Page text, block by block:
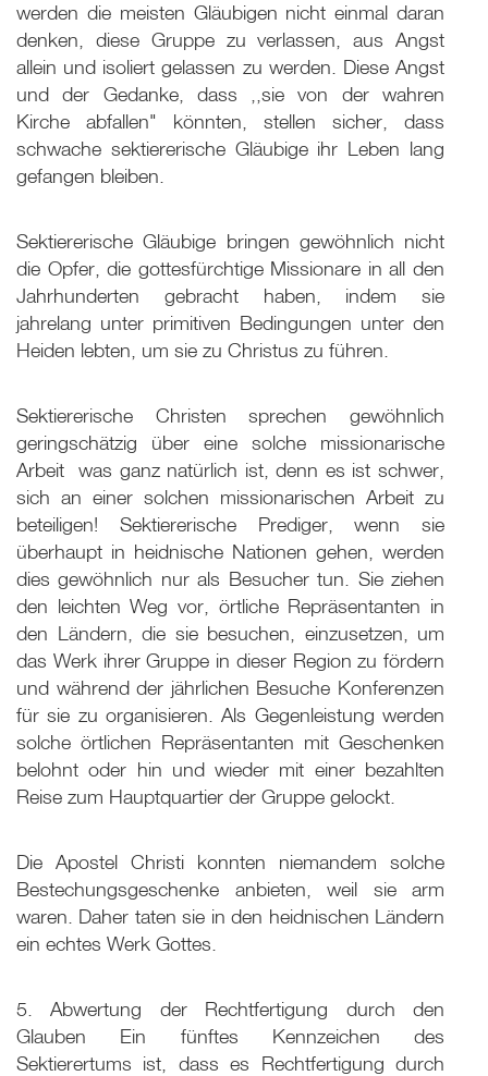
werden die meisten Gläubigen nicht einmal daran
denken, diese Gruppe zu verlassen, aus Angst
allein und isoliert gelassen zu werden. Diese Angst
und der Gedanke, dass ,,sie von der wahren
Kirche abfallen" könnten, stellen sicher, dass
schwache sektiererische Gläubige ihr Leben lang
gefangen bleiben.
Sektiererische Gläubige bringen gewöhnlich nicht
die Opfer, die gottesfürchtige Missionare in all den
Jahrhunderten gebracht haben, indem sie
jahrelang unter primitiven Bedingungen unter den
Heiden lebten, um sie zu Christus zu führen.
Sektiererische Christen sprechen gewöhnlich
geringschätzig über eine solche missionarische
Arbeit ­ was ganz natürlich ist, denn es ist schwer,
sich an einer solchen missionarischen Arbeit zu
beteiligen! Sektiererische Prediger, wenn sie
überhaupt in heidnische Nationen gehen, werden
dies gewöhnlich nur als Besucher tun. Sie ziehen
den leichten Weg vor, örtliche Repräsentanten in
den Ländern, die sie besuchen, einzusetzen, um
das Werk ihrer Gruppe in dieser Region zu fördern
und während der jährlichen Besuche Konferenzen
für sie zu organisieren. Als Gegenleistung werden
solche örtlichen Repräsentanten mit Geschenken
belohnt oder hin und wieder mit einer bezahlten
Reise zum Hauptquartier der Gruppe gelockt.
Die Apostel Christi konnten niemandem solche
Bestechungsgeschenke anbieten, weil sie arm
waren. Daher taten sie in den heidnischen Ländern
ein echtes Werk Gottes.
5. Abwertung der Rechtfertigung durch den
Glauben Ein fünftes Kennzeichen des
Sektierertums ist, dass es Rechtfertigung durch